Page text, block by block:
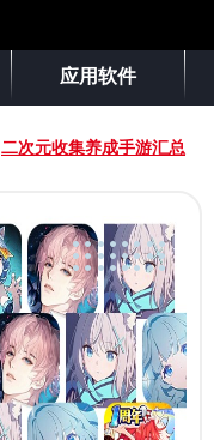
应用软件
二次元收集养成手游汇总